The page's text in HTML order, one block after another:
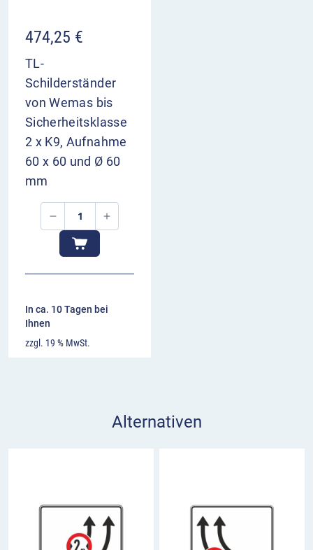
474,25 €
TL-
Schilderständer
von Wemas bis
Sicherheitsklasse
2 x K9, Aufnahme
60 x 60 und Ø 60
mm
In ca. 10 Tagen bei
Ihnen
zzgl. 19 % MwSt.
Alternativen